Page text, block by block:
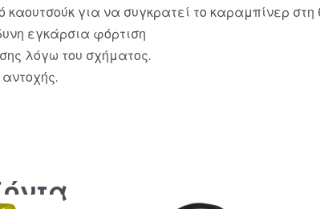
καουτσούκ για να συγκρατεί το καραμπίνερ στη
εγκάρσια φόρτιση
λόγω του σχήματος.